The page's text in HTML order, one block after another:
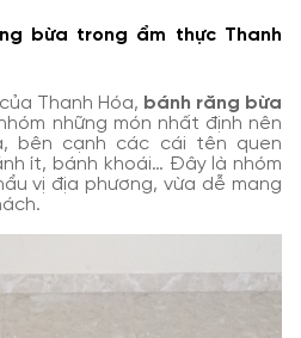
bừa trong ẩm thực Thanh
Thanh Hóa, bánh răng bừa
những món nhất định nên
bên cạnh các cái tên quen
ít, bánh khoái… Đây là nhóm
vị địa phương, vừa dễ mang